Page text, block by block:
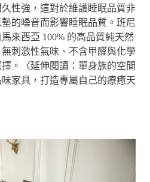
性強，這對於維護睡眠品質非
的噪音而影響睡眠品質。班尼
來西亞 100% 的高品質純天然
刺激性氣味、不含甲醛與化學
。〈延伸閱讀：單身族的空間
家具，打造專屬自己的療癒天